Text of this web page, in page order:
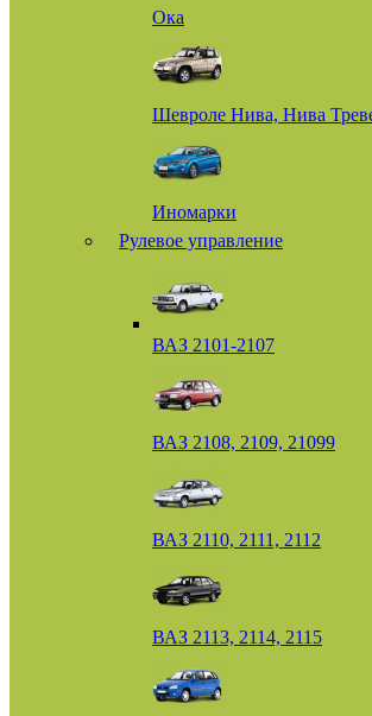
Ока
Шевроле Нива, Нива
Иномарки
Рулевое управление
ВАЗ 2101-2107
ВАЗ 2108, 2109, 21099
ВАЗ 2110, 2111, 2112
ВАЗ 2113, 2114, 2115